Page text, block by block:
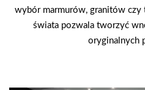
wybór marmurów, granitów
świata pozwala tworzyć
oryginalnych